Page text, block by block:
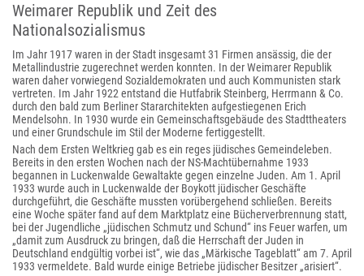
Weimarer Republik und Zeit des
Nationalsozialismus
Im Jahr 1917 waren in der Stadt insgesamt 31 Firmen ansässig, die der
Metallindustrie zugerechnet werden konnten. In der Weimarer Republik
waren daher vorwiegend Sozialdemokraten und auch Kommunisten stark
vertreten. Im Jahr 1922 entstand die Hutfabrik Steinberg, Herrmann & Co.
durch den bald zum Berliner Stararchitekten aufgestiegenen Erich
Mendelsohn. In 1930 wurde ein Gemeinschaftsgebäude des Stadttheaters
und einer Grundschule im Stil der Moderne fertiggestellt.
Nach dem Ersten Weltkrieg gab es ein reges jüdisches Gemeindeleben.
Bereits in den ersten Wochen nach der NS-Machtübernahme 1933
begannen in Luckenwalde Gewaltakte gegen einzelne Juden. Am 1. April
1933 wurde auch in Luckenwalde der Boykott jüdischer Geschäfte
durchgeführt, die Geschäfte mussten vorübergehend schließen. Bereits
eine Woche später fand auf dem Marktplatz eine Bücherverbrennung statt,
bei der Jugendliche „jüdischen Schmutz und Schund“ ins Feuer warfen, um
„damit zum Ausdruck zu bringen, daß die Herrschaft der Juden in
Deutschland endgültig vorbei ist“, wie das „Märkische Tageblatt“ am 7. April
1933 vermeldete. Bald wurde einige Betriebe jüdischer Besitzer „arisiert“.